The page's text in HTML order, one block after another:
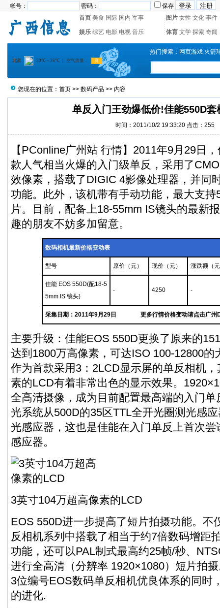
帐号： 密码：
保存
首页 美食 国际 国内 军事 图片 女性 文化 事件
娱乐 综艺 电影 电视 音乐 体育 文学 探索 奇闻
热门搜索： 网页游戏 火箭
您现在的位置： 首页 >> 数码产品 >> 内容
单反入门王劲爆低价!佳能550D套
时间：2011/10/2 19:33:20 点击： 255
【PConline广州站 行情】2011年9月29日
款人气相当火爆的入门级单反，采用了
效像素，搭载了DIGIC 4影像处理器，并同
功能。此外，该机带有手动功能，最大支
片。目前，配备上18-55mm IS镜头的最新
趣的朋友不妨多加留意。
数码相机最新价格变动表
型号 原价（元） 现价（元） 涨跌额（
佳能 EOS 550D(配18-5
5mm IS 镜头)
- 4250 -
采集日期：2011年9月29日 更多行情价格变动请点击广州
主要升级：佳能EOS 550D更换了原来的
达到1800万高像素，可达ISO 100-12800的
作为首款采用3：2LCD显示屏的单反相机
素的LCD有着非常出色的显示效果。
全高清摄像，成为目前配置最高端的入门
光系统从500D的35区TTL全开光圈测光感
光感应器，这也是佳能在入门单反上首次
感应器。
3英寸104万超高像素的LCD
EOS 550D进一步提高了短片拍摄功能。不
反相机系列中搭载了相当于约7倍数码增距
功能，还可以PAL制式最高约25帧/秒、
进行全高清（分辨率 1920×1080）短片拍
3位编号EOS数码单反相机优良体系的同时
的进化.